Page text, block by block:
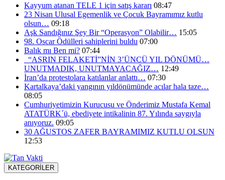
Kayyum atanan TELE 1 için satış kararı 08:47
23 Nisan Ulusal Egemenlik ve Çocuk Bayramımız kutlu
olsun… 09:18
Aşk Sandığınız Şey Bir “Operasyon” Olabilir… 15:05
98. Oscar Ödülleri sahiplerini buldu 07:00
Balık mı Ben mi? 07:44
“ASRIN FELAKETİ”NİN 3’ÜNCÜ YIL DÖNÜMÜ…
UNUTMADIK, UNUTMAYACAĞIZ… 12:49
İran’da protestolara katılanlar anlattı… 07:30
Kartalkaya’daki yangının yıldönümünde acılar hala taze…
08:05
Cumhuriyetimizin Kurucusu ve Önderimiz Mustafa Kemal
ATATÜRK´ü, ebediyete intikalinin 87. Yılında saygıyla
anıyoruz. 09:05
30 AĞUSTOS ZAFER BAYRAMIMIZ KUTLU OLSUN
12:53
KATEGORİLER